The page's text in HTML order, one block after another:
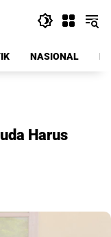
NASIONAL
Harus